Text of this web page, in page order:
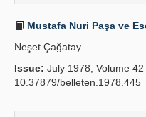
Mustafa Nuri Paşa ve
Neşet Çağatay
Issue: July 1978, Volume
10.37879/belleten.1978.445